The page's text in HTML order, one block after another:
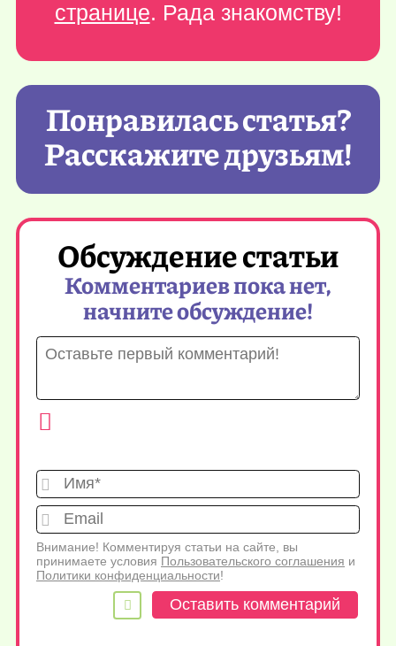
странице. Рада знакомству!
Понравилась статья?
Расскажите друзьям!
Обсуждение статьи
Комментариев пока нет,
начните обсуждение!
Имя*
Внимание! Комментируя статьи на сайте, вы
принимаете условия Пользовательского соглашения и
Политики конфиденциальности!